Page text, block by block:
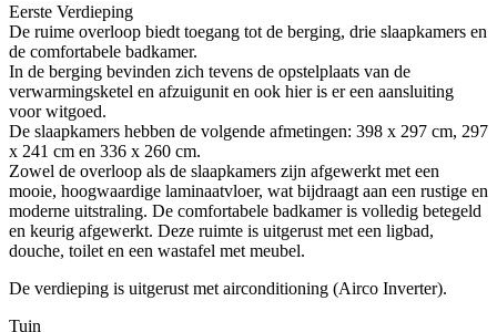
Eerste Verdieping
De ruime overloop biedt toegang tot de berging, drie slaapkamers en
de comfortabele badkamer.
In de berging bevinden zich tevens de opstelplaats van de
verwarmingsketel en afzuigunit en ook hier is er een aansluiting
voor witgoed.
De slaapkamers hebben de volgende afmetingen: 398 x 297 cm, 297
x 241 cm en 336 x 260 cm.
Zowel de overloop als de slaapkamers zijn afgewerkt met een
mooie, hoogwaardige laminaatvloer, wat bijdraagt aan een rustige en
moderne uitstraling. De comfortabele badkamer is volledig betegeld
en keurig afgewerkt. Deze ruimte is uitgerust met een ligbad,
douche, toilet en een wastafel met meubel.
De verdieping is uitgerust met airconditioning (Airco Inverter).
Tuin